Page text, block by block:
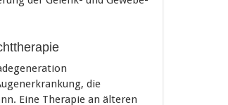
die
Eine Therapie an älteren